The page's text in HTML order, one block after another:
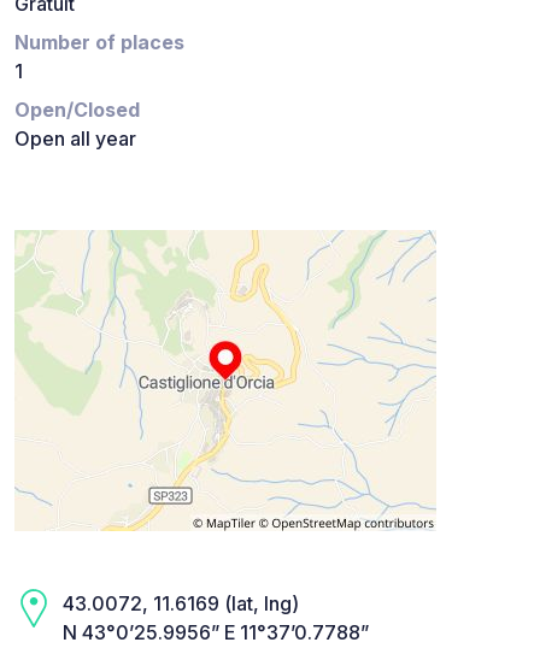
Number of places
1
Open/Closed
Open all year
43.0072, 11.6169 (lat, lng)
N 43°0’25.9956” E 11°37’0.7788”